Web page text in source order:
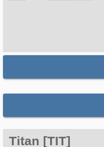
Titan [TIT]